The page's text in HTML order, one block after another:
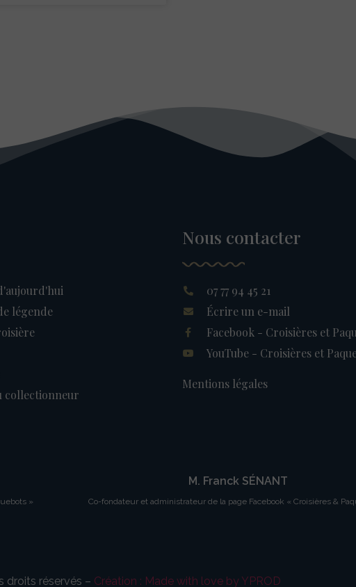
légende
collectionneur
Nous contacter
07 77 94 45 21
Écrire un e-mail
Facebook - Croisières et
YouTube - Croisières et
Mentions légales
»
M. Franck SÉNANT
Co-fondateur et administrateur de la page Facebook « Croisières &
droits réservés – Création : Made with love by YPROD